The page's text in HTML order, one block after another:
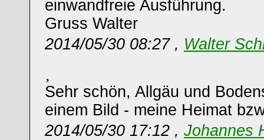
einwandfreie Ausführung.
Gruss Walter
2014/05/30 08:27 , Walter
Sehr schön, Allgäu und
einem Bild - meine Heimat
2014/05/30 17:12 , Johannes